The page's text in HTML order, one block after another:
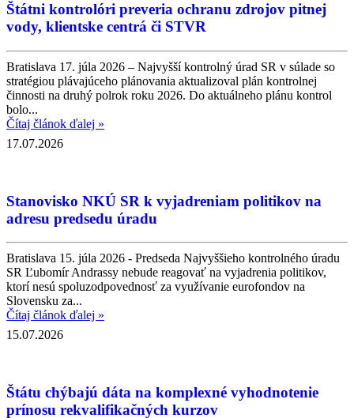
Štátni kontrolóri preveria ochranu zdrojov pitnej
vody, klientske centrá či STVR
Bratislava 17. júla 2026 – Najvyšší kontrolný úrad SR v súlade so
stratégiou plávajúceho plánovania aktualizoval plán kontrolnej
činnosti na druhý polrok roku 2026. Do aktuálneho plánu kontrol
bolo...
Čítaj článok ďalej »
17.07.2026
Stanovisko NKÚ SR k vyjadreniam politikov na
adresu predsedu úradu
Bratislava 15. júla 2026 - Predseda Najvyššieho kontrolného úradu
SR Ľubomír Andrassy nebude reagovať na vyjadrenia politikov,
ktorí nesú spoluzodpovednosť za využívanie eurofondov na
Slovensku za...
Čítaj článok ďalej »
15.07.2026
Štátu chýbajú dáta na komplexné vyhodnotenie
prínosu rekvalifikačných kurzov